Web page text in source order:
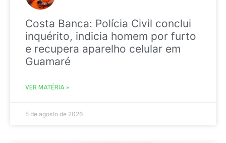
Costa Banca: Polícia Civil conclui
inquérito, indicia homem por furto
e recupera aparelho celular em
Guamaré
VER MATÉRIA »
5 de agosto de 2026